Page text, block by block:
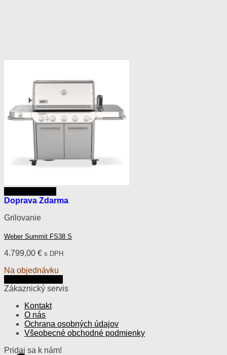
Doprava Zdarma
Grilovanie
Weber Summit FS38 S
4.799,00 € s DPH
Na objednávku
Zákaznický servis
Kontakt
O nás
Ochrana osobných údajov
Všeobecné obchodné podmienky
Pridaj sa k nám!